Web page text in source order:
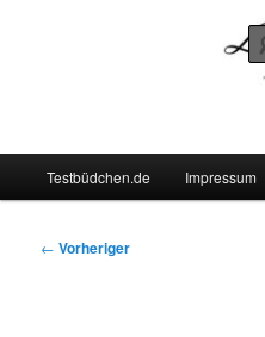
Testbüdchen.de Impressum
Beitragsnavigation
← Vorheriger